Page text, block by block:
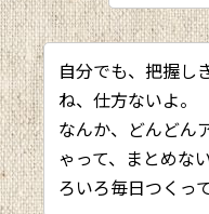
自分でも、把握し
ね、仕方ないよ。
なんか、どんどん
ゃって、まとめな
ろいろ毎日つくっ